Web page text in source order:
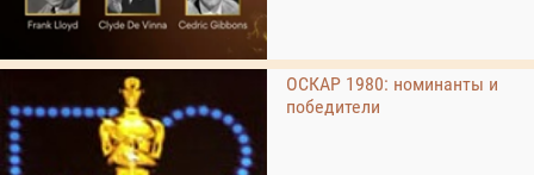
ОСКАР 1980: номинанты и
победители